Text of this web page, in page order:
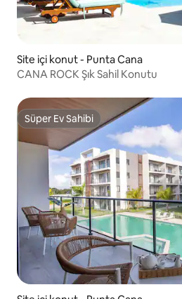
Site içi konut - Punta Cana
CANA ROCK Şık Sahil Konutu
Süper Ev Sahibi
Süper Ev Sahibi